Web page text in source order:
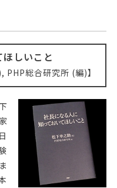
しいこと
PHP総合研究所 (編)